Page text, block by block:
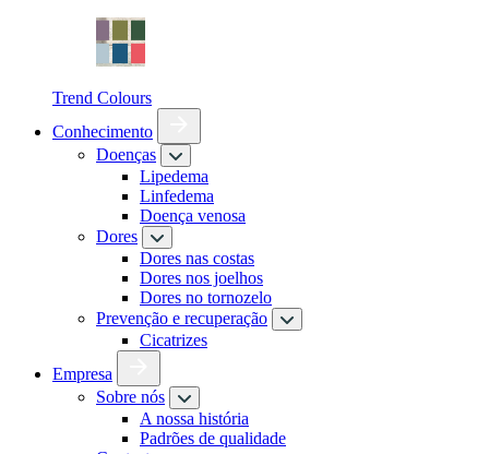
Trend Colours
Conhecimento
Doenças
Lipedema
Linfedema
Doença venosa
Dores
Dores nas costas
Dores nos joelhos
Dores no tornozelo
Prevenção e recuperação
Cicatrizes
Empresa
Sobre nós
A nossa história
Padrões de qualidade